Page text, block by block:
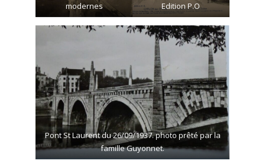
modernes
Edition P.O
Pont St Laurent du 26/09/1937. photo prêté par la
famille Guyonnet.